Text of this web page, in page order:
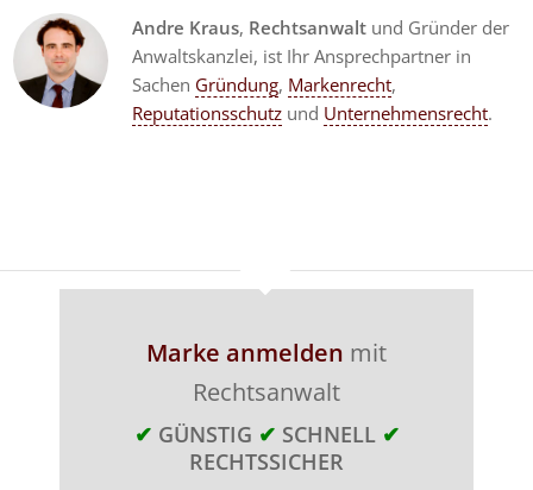
Andre Kraus, Rechtsanwalt und Gründer der
Anwaltskanzlei, ist Ihr Ansprechpartner in
Sachen Gründung, Markenrecht,
Reputationsschutz und Unternehmensrecht.
Marke anmelden mit
Rechtsanwalt
✔ GÜNSTIG ✔ SCHNELL ✔
RECHTSSICHER